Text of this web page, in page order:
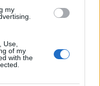
my
Use,
of my
with the
new balance,
creapig
gépek és